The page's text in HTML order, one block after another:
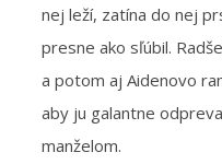
nej leží, zatína do nej
presne ako sľúbil.
a potom aj Aidenovo
aby ju galantne
manželom.